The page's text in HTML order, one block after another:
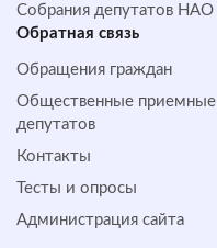
Собрания депутатов НАО
Обратная cвязь
Обращения граждан
Общественные приемные
депутатов
Контакты
Тесты и опросы
Администрация сайта